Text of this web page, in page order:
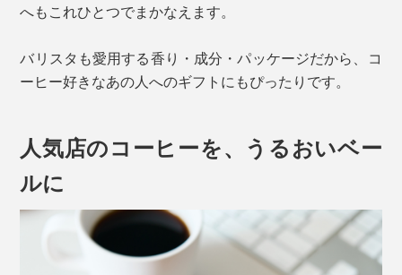
へもこれひとつでまかなえます。
バリスタも愛用する香り・成分・パッケージだから、コ
ーヒー好きなあの人へのギフトにもぴったりです。
人気店のコーヒーを、うるおいベー
ルに